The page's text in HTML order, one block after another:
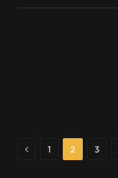
Previous
1 2 3